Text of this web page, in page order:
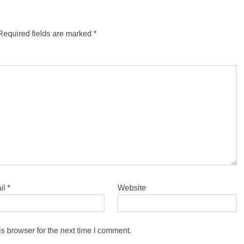
fields are marked *
* Website
browser for the next time I comment.